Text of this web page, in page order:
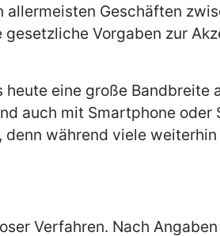
Geschäften
Vorgaben zur
eine große Bandbreite
auch mit Smartphone
während viele
Verfahren. Nach